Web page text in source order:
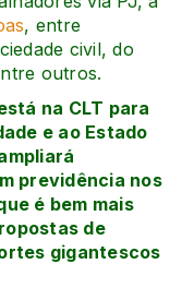
, entre
civil, do
outros.
na CLT para
e ao Estado
previdência nos
é bem mais
de
gigantescos